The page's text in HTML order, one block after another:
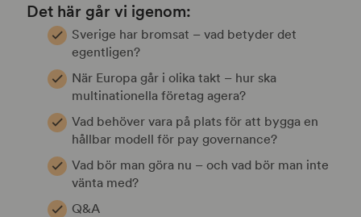
Det här går vi igenom:
Sverige har bromsat – vad betyder det
egentligen?
När Europa går i olika takt – hur ska
multinationella företag agera?
Vad behöver vara på plats för att bygga en
hållbar modell för pay governance?
Vad bör man göra nu – och vad bör man inte
vänta med?
Q&A